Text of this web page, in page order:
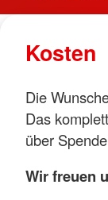
Kosten
Die
Das
über
Wir freuen